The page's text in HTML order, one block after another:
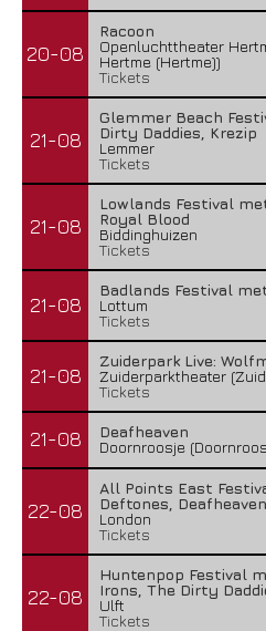
20-08
Racoon
Openluchttheater
Hertme (Hertme))
Tickets
21-08
Glemmer Beach
Dirty Daddies, Krezip
Lemmer
Tickets
21-08
Lowlands Festival
Royal Blood
Biddinghuizen
Tickets
21-08
Badlands Festival
Lottum
Tickets
21-08
Zuiderpark Live:
Zuiderparktheater
Tickets
21-08
Deafheaven
Doornroosje
22-08
All Points East
Deftones, Deafheaven
London
Tickets
22-08
Huntenpop Festival
Irons, The Dirty
Ulft
Tickets